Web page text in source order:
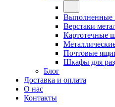
Выполненные
Верстаки
Картотечные
Почтовые
Шкафы для
Блог
Доставка и оплата
О нас
Контакты